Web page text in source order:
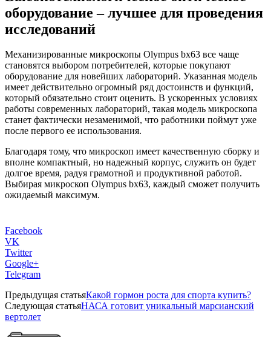
оборудование – лучшее для проведения
исследований
Механизированные микроскопы Olympus bx63 все чаще
становятся выбором потребителей, которые покупают
оборудование для новейших лабораторий. Указанная модель
имеет действительно огромный ряд достоинств и функций,
который обязательно стоит оценить. В ускоренных условиях
работы современных лабораторий, такая модель микроскопа
станет фактически незаменимой, что работники поймут уже
после первого ее использования.
Благодаря тому, что микроскоп имеет качественную сборку и
вполне компактный, но надежный корпус, служить он будет
долгое время, радуя грамотной и продуктивной работой.
Выбирая микроскоп Olympus bx63, каждый сможет получить
ожидаемый максимум.
Facebook
VK
Twitter
Google+
Telegram
Предыдущая статьяКакой гормон роста для спорта купить?
Следующая статьяНАСА готовит уникальный марсианский
вертолет